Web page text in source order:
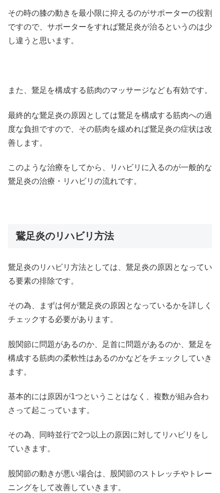
その時の膝の動きを最小限に抑えるのがサポーターの役割
ですので、サポーターをすれば鵞足炎が治るというのは少
し違うと思います。
また、鵞足を構成する筋肉のマッサージなども有効です。
最終的な鵞足炎の原因としては鵞足を構成する筋肉への過
度な負担ですので、その筋肉を緩めれば鵞足炎の症状は改
善します。
このような治療をしてから、リハビリに入るのが一般的な
鵞足炎の治療・リハビリの流れです。
鵞足炎のリハビリ方法
鵞足炎のリハビリ方法としては、鵞足炎の原因となってい
る要素の排除です。
その為、まずは何が鵞足炎の原因となっているかを詳しく
チェックする必要があります。
股関節に問題があるのか、足首に問題があるのか、鵞足を
構成する筋肉の柔軟性はあるのかなどをチェックしていき
ます。
基本的には原因が1つということはなく、複数が組み合わ
さって起こっています。
その為、同時並行で2つ以上の原因に対してリハビリをし
ていきます。
股関節の動きが悪い場合は、股関節のストレッチやトレー
ニングをして改善していきます。